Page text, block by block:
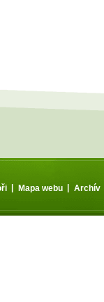
| Mapa webu | Archív